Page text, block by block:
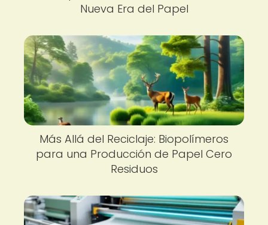
Nueva Era del Papel
Más Allá del Reciclaje: Biopolímeros
para una Producción de Papel Cero
Residuos